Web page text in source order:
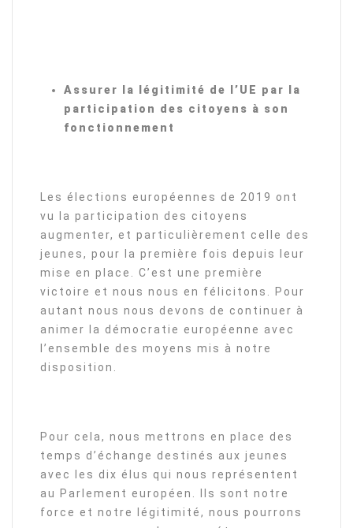
Assurer la légitimité de l’UE par la
participation des citoyens à son
fonctionnement
Les élections européennes de 2019 ont
vu la participation des citoyens
augmenter, et particulièrement celle des
jeunes, pour la première fois depuis leur
mise en place. C’est une première
victoire et nous nous en félicitons. Pour
autant nous nous devons de continuer à
animer la démocratie européenne avec
l’ensemble des moyens mis à notre
disposition.
Pour cela, nous mettrons en place des
temps d’échange destinés aux jeunes
avec les dix élus qui nous représentent
au Parlement européen. Ils sont notre
force et notre légitimité, nous pourrons